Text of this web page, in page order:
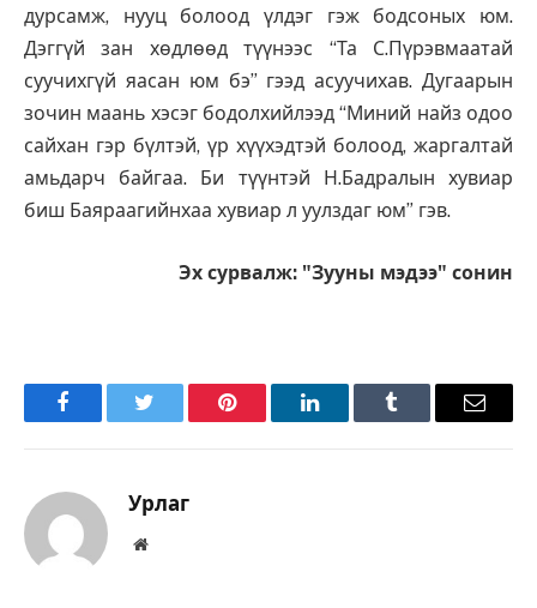
дурсамж, нууц болоод үлдэг гэж бодсоных юм.
Дэггүй зан хөдлөөд түүнээс “Та С.Пүрэвмаатай
суучихгүй яасан юм бэ” гээд асуучихав. Дугаарын
зочин маань хэсэг бодолхийлээд “Миний найз одоо
сайхан гэр бүлтэй, үр хүүхэдтэй болоод, жаргалтай
амьдарч байгаа. Би түүнтэй Н.Бадралын хувиар
биш Баяраагийнхаа хувиар л уулздаг юм” гэв.
Эх сурвалж: "Зууны мэдээ" сонин
FacebookTwitter Pinterest LinkedInTumblr Имэйл
Урлаг
Вэбсайт